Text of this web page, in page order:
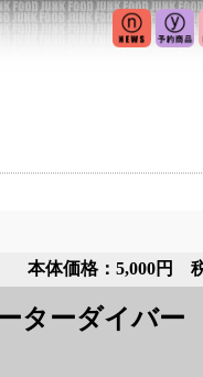
本体価格：5,000円
ターダイバー